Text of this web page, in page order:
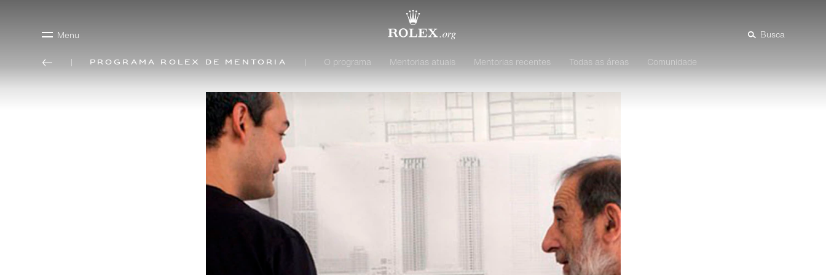
Menu Busca
Programa Rolex de mentoria O programa Mentorias atuais Mentorias recentes Todas as áreas Comunidade